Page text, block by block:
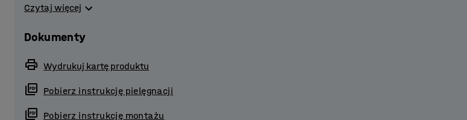
przestrzeni.
Każde drzwi posiadają własny zamek, co oznacza, że można bezpiecznie zostawić buty przy
wejściu. Zamki są sprzedawane oddzielnie. Drzwi wykonane są z metalu i mają gładką powierzchnię.
Stojaki na obuwie z serii ENTRY oferują konstrukcję wykonaną z okrągłych rur stalowych, co
piach i wilgoć z butów.
Czytaj więcej
Dokumenty
Wydrukuj kartę produktu
Pobierz instrukcję pielęgnacji
Pobierz instrukcję montażu